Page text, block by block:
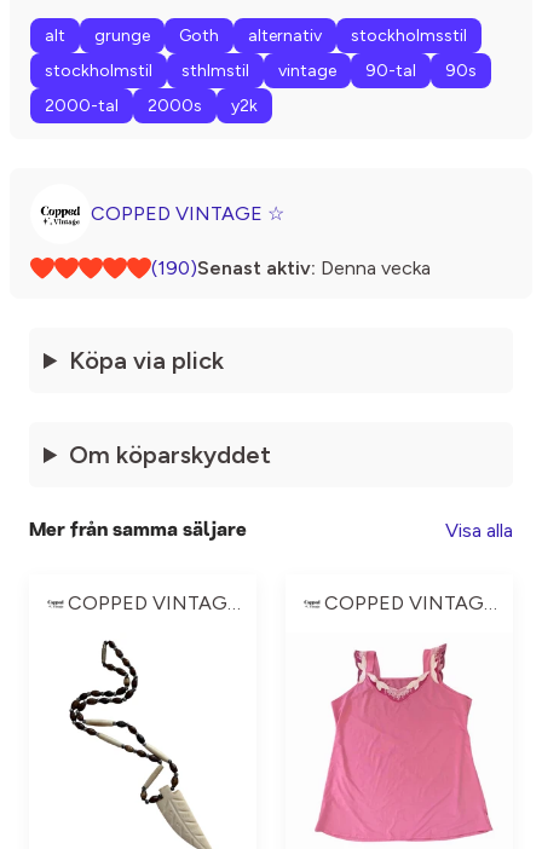
alt grunge Goth alternativ
stockholmsstil
stockholmstil
sthlmstil vintage 90-tal
90s
2000-tal
2000s y2k
COPPED VINTAGE ☆
(190)Senast aktiv: Denna vecka
Köpa via plick
Om köparskyddet
Mer från samma säljare Visa alla
COPPED VINTAGE ☆ COPPED VINTAGE ☆